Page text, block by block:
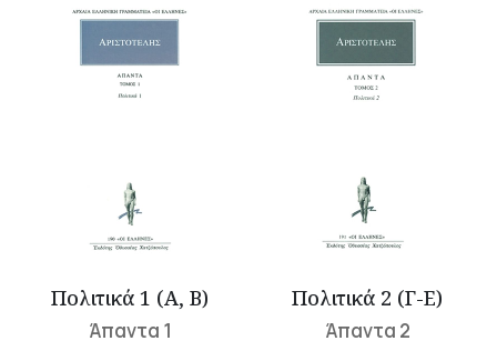
Πολιτικά 1 (Α, Β)
Άπαντα 1
Πολιτικά 2 (Γ-Ε)
Άπαντα 2